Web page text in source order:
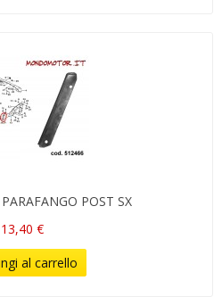
POST SX
13,40 €
al carrello